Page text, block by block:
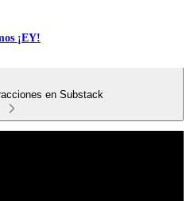
¡EY!
en Substack